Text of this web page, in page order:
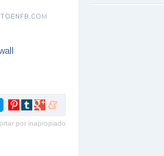
Compartir
Pinterest
Compartir
tumblr
Compartir
Google+
Compartir
meneame
por inapropiado